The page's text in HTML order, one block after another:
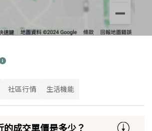
社區行情 生活機能
成交單價是多少？